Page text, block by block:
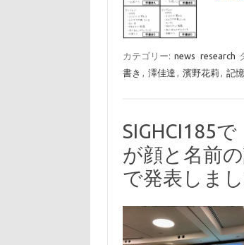
カテゴリー: news research
書き , 澤佳達 , 濱野花莉 , 記憶
SIGHCI185
が顔と名前
で発表しま